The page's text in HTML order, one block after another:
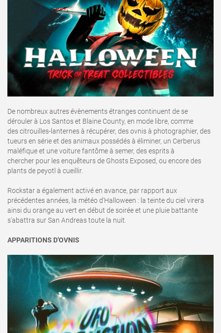
De nombreux autres évènements étranges continuent de se
dérouler à Los Santos et Blaine County, en mode libre, comme
des citrouilles-lanternes à récupérer, des ovnis à photographier, des
tueurs en série et des animaux possédés à éliminer, un Cerberus
maléfique et une voiture fantôme à semer, des esprits à
chercher pour les enquêteurs de Ghosts Exposed, ou encore des
plants de peyotl à cueillir.
Rockstar a également activé en avance, par rapport aux
précédentes années, la météo d'Halloween : la teinte du ciel virera
ainsi du orange au vert en début de soirée et une pluie battante
s'abattra sur San Andreas toute la nuit.
APPARITIONS D'OVNIS